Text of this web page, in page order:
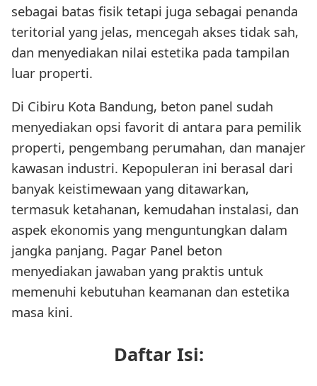
sebagai batas fisik tetapi juga sebagai penanda
teritorial yang jelas, mencegah akses tidak sah,
dan menyediakan nilai estetika pada tampilan
luar properti.
Di Cibiru Kota Bandung, beton panel sudah
menyediakan opsi favorit di antara para pemilik
properti, pengembang perumahan, dan manajer
kawasan industri. Kepopuleran ini berasal dari
banyak keistimewaan yang ditawarkan,
termasuk ketahanan, kemudahan instalasi, dan
aspek ekonomis yang menguntungkan dalam
jangka panjang. Pagar Panel beton
menyediakan jawaban yang praktis untuk
memenuhi kebutuhan keamanan dan estetika
masa kini.
Daftar Isi: